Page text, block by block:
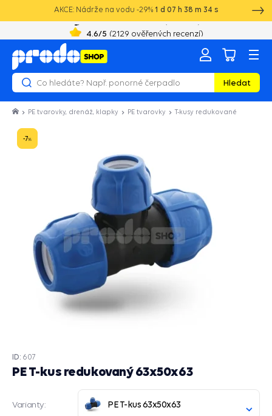
AKCE: Nádrže na vodu -29% 1 d 07 h 38 m 34 s
4.6 /5 (2129 ověřených recenzí)
Hledat
PE tvarovky, drenáž, klapky PE tvarovky T-kusy redukované
-7%
PE T-kus redukovaný 63x50x63
ID: 607
Varianty: PE T-kus 63x50x63